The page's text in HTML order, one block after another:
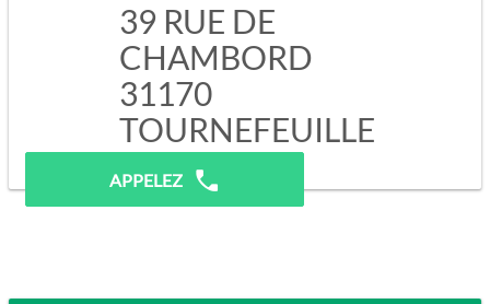
39 RUE DE
CHAMBORD
31170
TOURNEFEUILLE
Pas de prospection.
APPELEZ